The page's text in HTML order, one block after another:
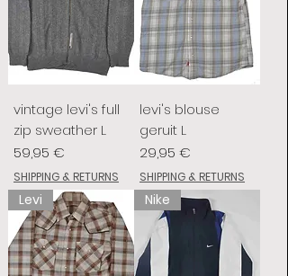
vintage levi's full
zip sweather L
Prix
59,95 €
SHIPPING & RETURNS
levi's blouse
geruit L
Prix
29,95 €
SHIPPING & RETURNS
Levi Nike